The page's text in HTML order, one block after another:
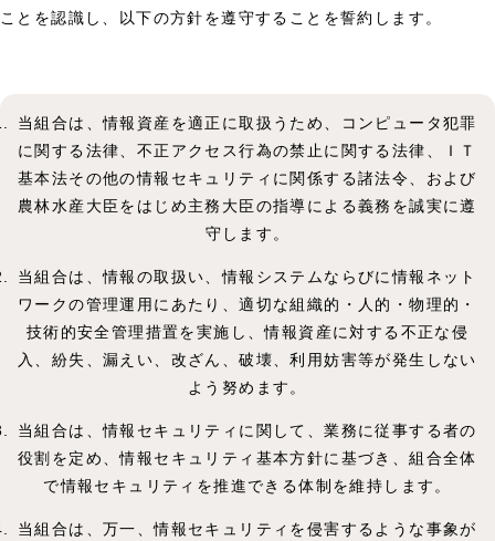
ことを認識し、以下の方針を遵守することを誓約します。
当組合は、情報資産を適正に取扱うため、コンピュータ犯罪
に関する法律、不正アクセス行為の禁止に関する法律、ＩＴ
基本法その他の情報セキュリティに関係する諸法令、および
農林水産大臣をはじめ主務大臣の指導による義務を誠実に遵
守します。
当組合は、情報の取扱い、情報システムならびに情報ネット
ワークの管理運用にあたり、適切な組織的・人的・物理的・
技術的安全管理措置を実施し、情報資産に対する不正な侵
入、紛失、漏えい、改ざん、破壊、利用妨害等が発生しない
よう努めます。
当組合は、情報セキュリティに関して、業務に従事する者の
役割を定め、情報セキュリティ基本方針に基づき、組合全体
で情報セキュリティを推進できる体制を維持します。
当組合は、万一、情報セキュリティを侵害するような事象が